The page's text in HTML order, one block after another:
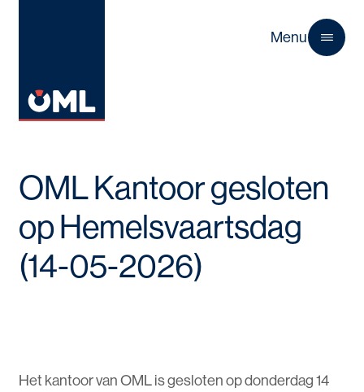
Menu
OML Kantoor gesloten
op Hemelsvaartsdag
(14-05-2026)
Het kantoor van OML is gesloten op donderdag 14